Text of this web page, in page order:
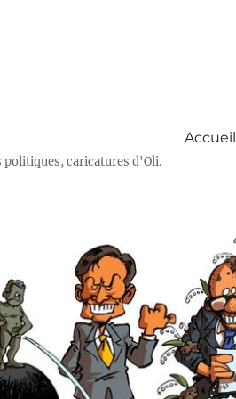
caricatures d'Oli.
Accueil